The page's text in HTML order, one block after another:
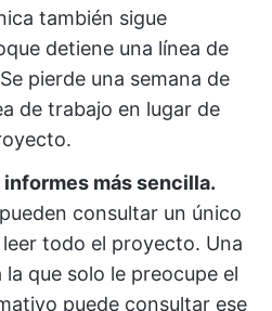
también sigue
detiene una línea de
pierde una semana de
de trabajo en lugar de
más sencilla.
consultar un único
todo el proyecto. Una
que solo le preocupe el
puede consultar ese